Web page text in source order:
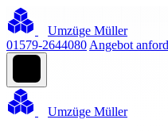
Umzüge Müller
01579-2644080 Angebot
Umzüge Müller